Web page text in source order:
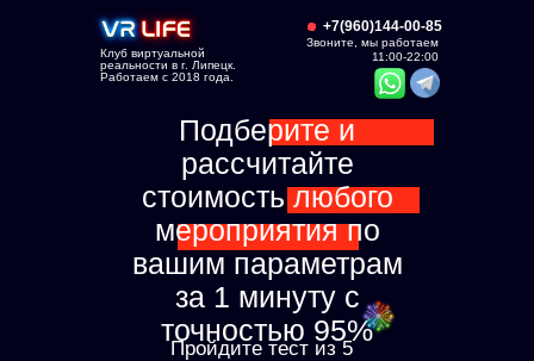
Подберите и
рассчитайте
стоимость любого
мероприятия по
вашим параметрам
за 1 минуту с
точностью 95%
Пройдите тест из 5
Клуб виртуальной
реальности в г. Липецк.
Работаем с 2018 года.
+7(960)144-00-85
Звоните, мы работаем
11:00-22:00